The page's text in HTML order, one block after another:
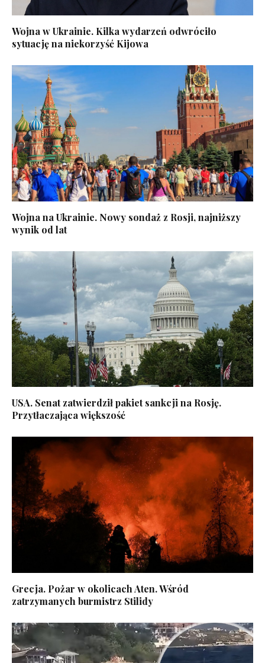
Wojna w Ukrainie. Kilka wydarzeń odwróciło
sytuację na niekorzyść Kijowa
Wojna na Ukrainie. Nowy sondaż z Rosji, najniższy
wynik od lat
USA. Senat zatwierdził pakiet sankcji na Rosję.
Przytłaczająca większość
Grecja. Pożar w okolicach Aten. Wśród
zatrzymanych burmistrz Stilidy